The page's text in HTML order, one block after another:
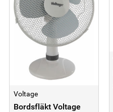
Voltage
Bordsfläkt Voltage